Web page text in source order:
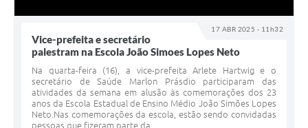
17 ABR 2025 - 11h32
Vice-prefeita e secretário
palestram na Escola João Simoes Lopes Neto
Na quarta-feira (16), a vice-prefeita Arlete Hartwig e o
secretário de Saúde Marlon Prásdio participaram das
atividades da semana em alusão às comemorações dos 23
anos da Escola Estadual de Ensino Médio João Simões Lopes
Neto.Nas comemorações da escola, estão sendo convidadas
pessoas que fizeram parte da...